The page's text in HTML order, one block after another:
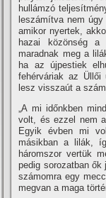
hullámzó
leszámí­tva nem
amikor nyertek,
hazai közönség
maradnak meg a
ha az újpestiek
fehérváriak az Üllői
lesz visszaút a
„A mi időnkben
volt, és ezzel nem
Egyik évben mi
másikban a lilák,
háromszor vertük
pedig sorozatban ők
számomra egy
megvan a maga